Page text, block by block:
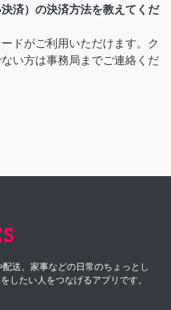
済）の決済方法を教えてくだ
ドがご利用いただけます。ク
い方は事務局までご連絡くだ
送、家事などの日常のちょっとし
したい人をつなげるアプリです。